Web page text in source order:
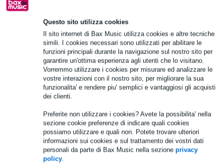
Questo sito utilizza cookies
Il sito internet di Bax Music utilizza cookies e altre tecniche
simili. I cookies necessari sono utilizzati per abilitare le
funzioni principali durante la navigazione sul nostro sito per
garantire un'ottima esperienza agli utenti che lo visitano.
Vorremmo utilizzare i cookies per misurare ed analizzare le
vostre interazioni con il nostro sito, per migliorare la sua
funzionalita' e rendere piu' semplici e vantaggiosi gli acquisti
dei clienti.
Preferite non utilizzare i cookies? Avete la possibilita' nella
sezione cookie preferenze di indicare quali cookies
possiamo utilizzare e quali non. Potete trovare ulteriori
informazioni sui cookies e sul trattamento dei vostri dati
personali da parte di Bax Music nella sezione privacy
policy.
Informazioni sul prodotto
tipo: tweeter a cupola
diaframma: cupola in policarbonato
diametro: 14 mm (0,6 pollici)
Specifiche complete
Accessori (7)